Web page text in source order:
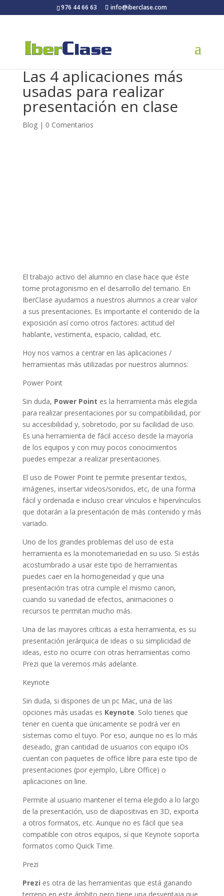
976 44 66 63 info@iberclase.com
Las 4 aplicaciones más
usadas para realizar
presentación en clase
Blog| 0 Comentarios
El trabajo activo del alumno en clase hace que éste
tome protagonismo en el desarrollo del temario. En
IberClase ayudamos a nuestros alumnos a crear valor
a sus presentaciones. Es importante el contenido de la
exposición así como otros factores: actitud del
hablante, vestimenta, espacio, calidad, etc.
Hoy nos vamos a centrar en las aplicaciones /
herramientas más utilizadas por nuestros alumnos:
Power Point
Sin duda, Power Point es la herramienta más elegida
para realizar presentaciones por su compatibilidad, por
su accesibilidad y, sobretodo, por su facilidad de uso.
Es una herramienta de fácil acceso desde la mayoría
de los equipos y con muy pocos conocimientos
puedes empezar a realizar presentaciones.
El uso de Power Point te permite presentar textos,
imágenes, insertar videos/sonidos, etc, de una forma
fácil y ordenada e incluso crear vínculos e hipervínculos
que dotarán a la presentación de más contenido y más
variado.
Uno de los grandes problemas del uso de esta
herramienta es la monotemariedad en su uso. Si estás
acostumbrado a usar este tipo de herramientas
puedes caer en la homogeneidad y que una
presentación tras otra cumple el mismo canon,
cuando su variedad de efectos, animaciones o
recursos te permitan mucho más.
Una de las mayores críticas a esta herramienta, es su
presentación jerárquica de ideas o su simplicidad de
ideas, esto no ocurre con otras herramientas como
Prezi que la veremos más adelante.
Keynote
Sin duda, si dispones de un pc Mac, una de las
opciones más usadas es Keynote. Solo tienes que
tener en cuenta que únicamente se podrá ver en
sistemas como el tuyo. Por eso, aunque no es lo más
deseado, gran cantidad de usuarios con equipo iOs
cuentan con paquetes de office libre para este tipo de
presentaciones (por ejemplo, Libre Office) o
aplicaciones on line.
Permite al usuario mantener el tema elegido a lo largo
de la presentación, uso de diapositivas en 3D, exporta
a otros formatos, etc. Aunque no es fácil que sea
compatible con otros equipos, sí que Keynote soporta
formatos como Quick Time.
Prezi
Prezi es otra de las herramientas que está ganando